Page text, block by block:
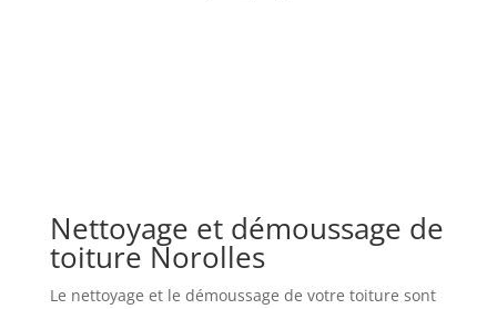
Nettoyage et démoussage de
toiture Norolles
Le nettoyage et le démoussage de votre toiture sont